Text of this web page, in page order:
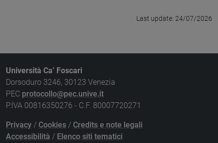
Last update: 24/07/2026
Università Ca’ Foscari
Dorsoduro 3246, 30123 Venezia
PEC protocollo@pec.unive.it
P.IVA 00816350276 - C.F. 80007720271
Privacy / Cookies / Credits e note legali
Accessibilità / Elenco siti tematici